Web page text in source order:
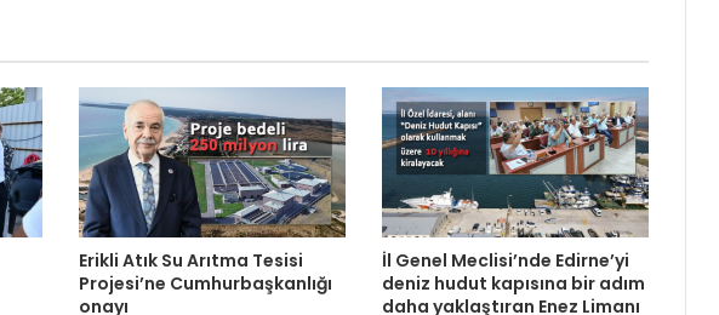
Erikli Atık Su Arıtma Tesisi
Projesi’ne Cumhurbaşkanlığı
onayı
İl Genel Meclisi’nde Edirne’yi
deniz hudut kapısına bir adım
daha yaklaştıran Enez Limanı